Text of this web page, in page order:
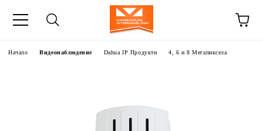
Начало Видеонаблюдение Dahua IP Продукти 4, 6 и 8 Мегапиксела